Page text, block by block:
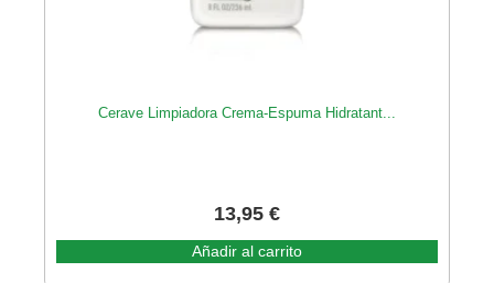
Cerave Limpiadora Crema-Espuma Hidratant...
13,95 €
Añadir al carrito